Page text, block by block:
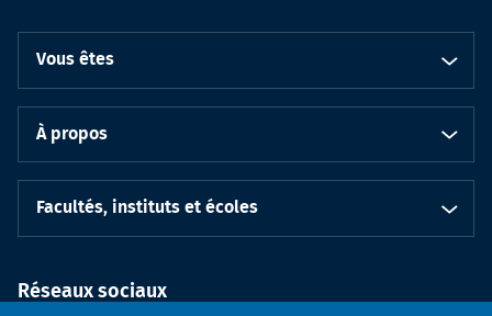
Vous êtes
À propos
Facultés, instituts et écoles
Réseaux sociaux